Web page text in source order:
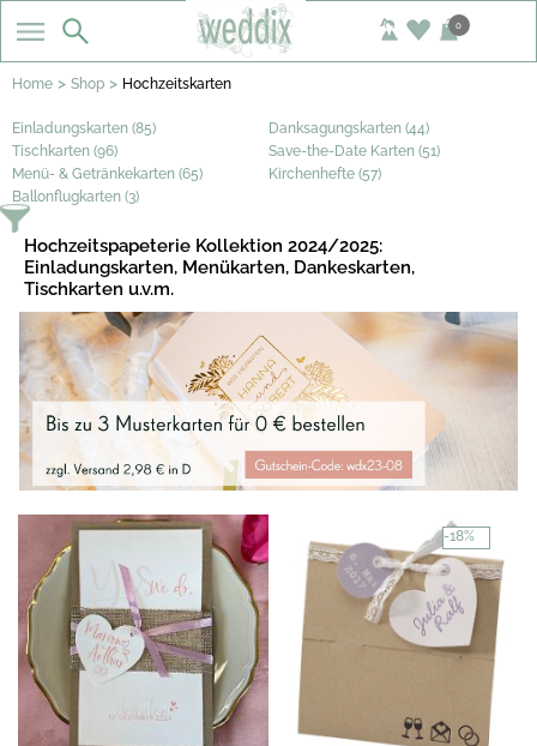
0
Home > Shop > Hochzeitskarten
Einladungskarten (85)
Danksagungskarten (44)
Tischkarten (96)
Save-the-Date Karten (51)
Menü- & Getränkekarten (65)
Kirchenhefte (57)
Ballonflugkarten (3)
Hochzeitspapeterie Kollektion 2024/2025:
Einladungskarten, Menükarten, Dankeskarten,
Tischkarten u.v.m.
-18%